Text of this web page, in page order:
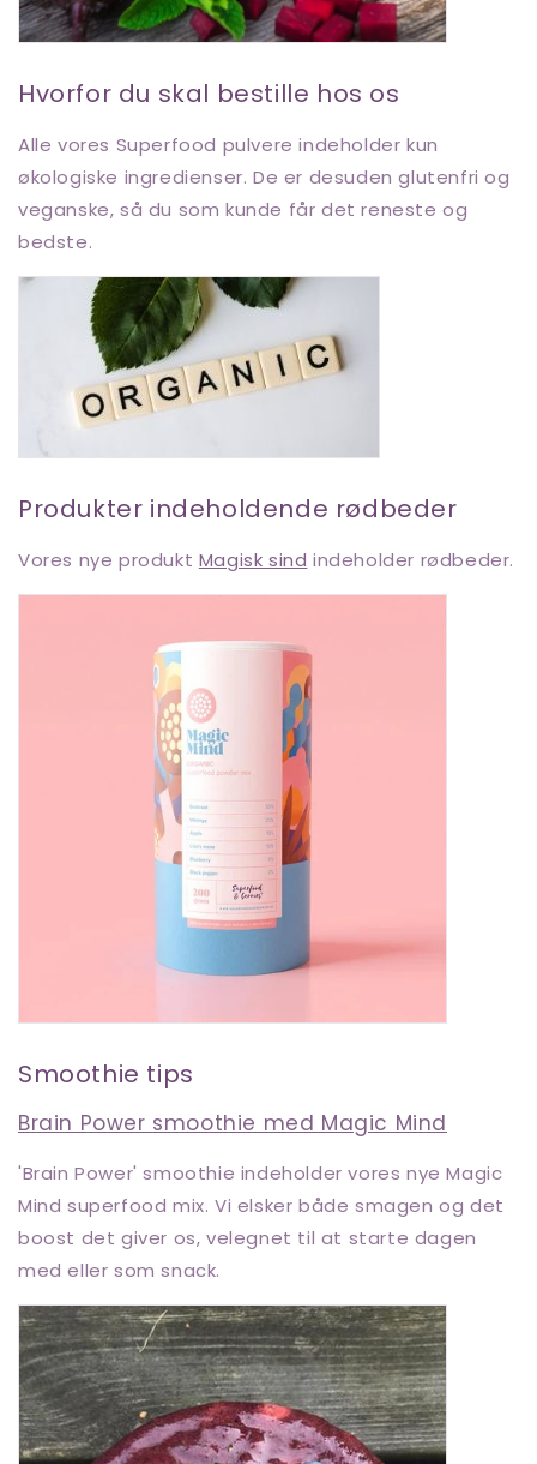
Hvorfor du skal bestille hos os
Alle vores Superfood pulvere indeholder kun
økologiske ingredienser. De er desuden glutenfri og
veganske, så du som kunde får det reneste og
bedste.
Produkter indeholdende rødbeder
Vores nye produkt Magisk sind indeholder rødbeder.
Smoothie tips
Brain Power smoothie med Magic Mind
'Brain Power' smoothie indeholder vores nye Magic
Mind superfood mix. Vi elsker både smagen og det
boost det giver os, velegnet til at starte dagen
med eller som snack.